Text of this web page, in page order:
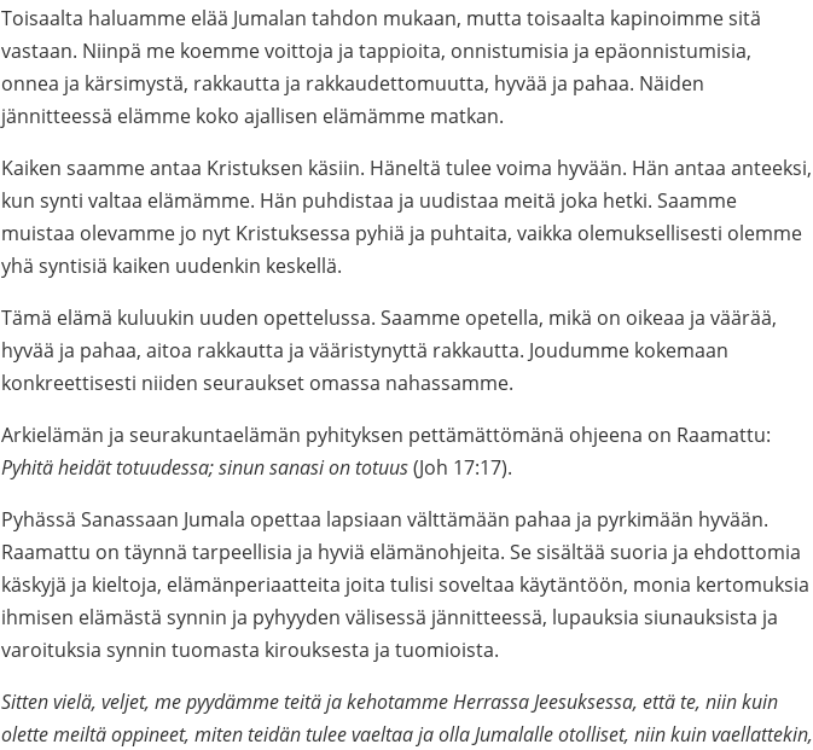
Toisaalta haluamme elää Jumalan tahdon mukaan, mutta toisaalta kapinoimme sitä
vastaan. Niinpä me koemme voittoja ja tappioita, onnistumisia ja epäonnistumisia,
onnea ja kärsimystä, rakkautta ja rakkaudettomuutta, hyvää ja pahaa. Näiden
jännitteessä elämme koko ajallisen elämämme matkan.
Kaiken saamme antaa Kristuksen käsiin. Häneltä tulee voima hyvään. Hän antaa anteeksi,
kun synti valtaa elämämme. Hän puhdistaa ja uudistaa meitä joka hetki. Saamme
muistaa olevamme jo nyt Kristuksessa pyhiä ja puhtaita, vaikka olemuksellisesti olemme
yhä syntisiä kaiken uudenkin keskellä.
Tämä elämä kuluukin uuden opettelussa. Saamme opetella, mikä on oikeaa ja väärää,
hyvää ja pahaa, aitoa rakkautta ja vääristynyttä rakkautta. Joudumme kokemaan
konkreettisesti niiden seuraukset omassa nahassamme.
Arkielämän ja seurakuntaelämän pyhityksen pettämättömänä ohjeena on Raamattu:
Pyhitä heidät totuudessa; sinun sanasi on totuus(Joh 17:17).
Pyhässä Sanassaan Jumala opettaa lapsiaan välttämään pahaa ja pyrkimään hyvään.
Raamattu on täynnä tarpeellisia ja hyviä elämänohjeita. Se sisältää suoria ja ehdottomia
käskyjä ja kieltoja, elämänperiaatteita joita tulisi soveltaa käytäntöön, monia kertomuksia
ihmisen elämästä synnin ja pyhyyden välisessä jännitteessä, lupauksia siunauksista ja
varoituksia synnin tuomasta kirouksesta ja tuomioista.
Sitten vielä, veljet, me pyydämme teitä ja kehotamme Herrassa Jeesuksessa, että te, niin kuin
olette meiltä oppineet, miten teidän tulee vaeltaa ja olla Jumalalle otolliset, niin kuin vaellattekin,